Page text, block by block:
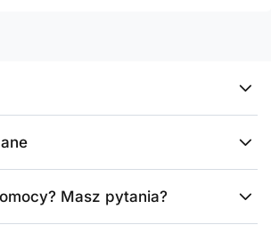
Masz pytania?